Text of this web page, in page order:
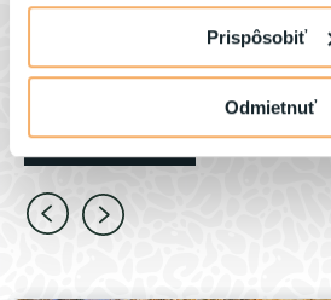
Prispôsobiť
Odmietnuť
oddych v termálnej vode užili
objavovanie krás v blízkosti Hotela
množstvo atrakcií, na ktoré
VŠETKY ČLÁNKY